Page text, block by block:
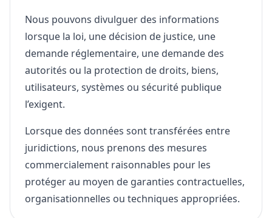
Nous pouvons divulguer des informations
lorsque la loi, une décision de justice, une
demande réglementaire, une demande des
autorités ou la protection de droits, biens,
utilisateurs, systèmes ou sécurité publique
l’exigent.
Lorsque des données sont transférées entre
juridictions, nous prenons des mesures
commercialement raisonnables pour les
protéger au moyen de garanties contractuelles,
organisationnelles ou techniques appropriées.